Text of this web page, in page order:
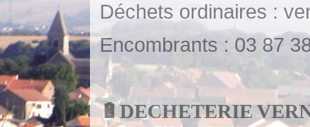
Déchets ordinaires :
Encombrants : 03 87
🔋DECHETERIE